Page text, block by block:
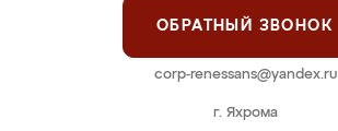
г. Яхрома
ОБРАТНЫЙ ЗВОНОК
corp-renessans@yandex.ru